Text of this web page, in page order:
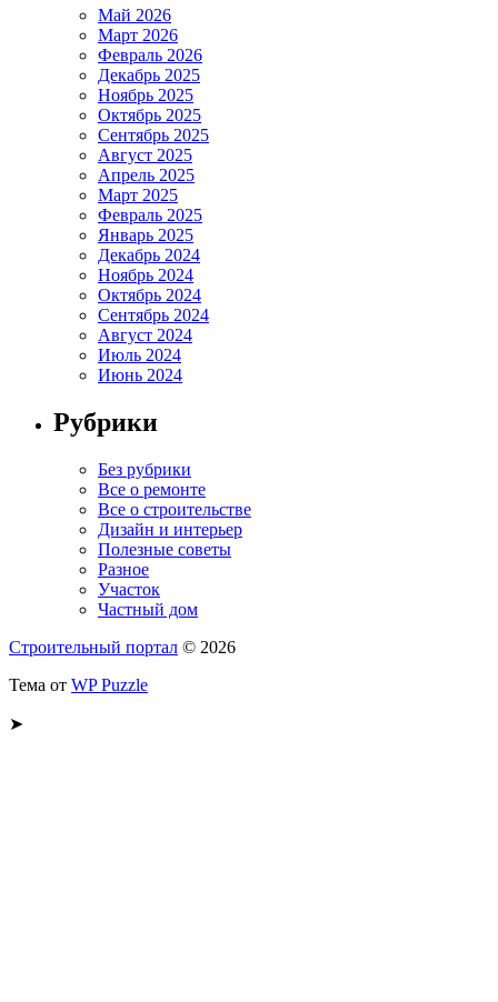
Май 2026
Март 2026
Февраль 2026
Декабрь 2025
Ноябрь 2025
Октябрь 2025
Сентябрь 2025
Август 2025
Апрель 2025
Март 2025
Февраль 2025
Январь 2025
Декабрь 2024
Ноябрь 2024
Октябрь 2024
Сентябрь 2024
Август 2024
Июль 2024
Июнь 2024
Рубрики
Без рубрики
Все о ремонте
Все о строительстве
Дизайн и интерьер
Полезные советы
Разное
Участок
Частный дом
Строительный портал © 2026
Тема от WP Puzzle
➤